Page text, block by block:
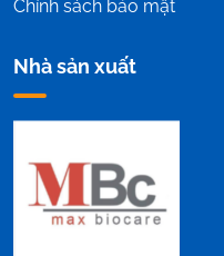
Chính sách bảo mật
Nhà sản xuất